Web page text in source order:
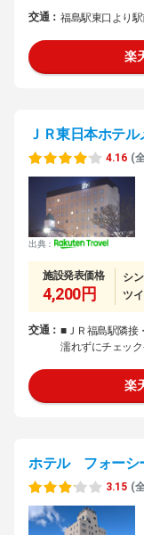
交通： 福島駅東口より
楽
ＪＲ東日本ホテ
4.16 (
出典：
施設発表価格
4,200円
シ
ツ
交通： ■ＪＲ福島駅隣接
濡れずにチェック
楽
ホテル フォーシ
3.15 (